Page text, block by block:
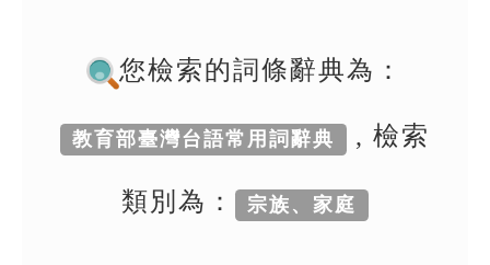
生字詞彙表
您檢索的詞條辭典為：
教育部臺灣台語常用詞辭典 , 檢索
類別為： 宗族、家庭